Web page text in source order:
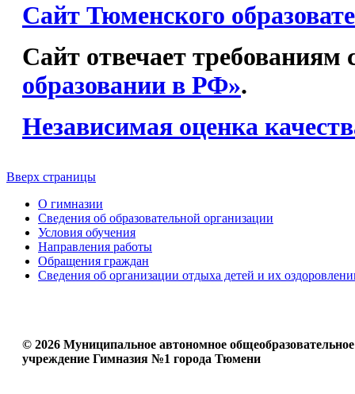
Сайт Тюменского
Сайт отвечает требованиям
образовании в РФ».
Независимая оценка
Вверх страницы
О гимназии
Сведения об образовательной организации
Условия обучения
Направления работы
Обращения граждан
Сведения об организации отдыха детей и их
© 2026 Муниципальное автономное общеобразовательное
учреждение Гимназия №1 города Тюмени